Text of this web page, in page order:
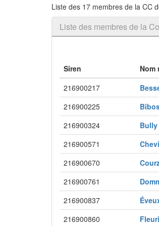
Liste des 17 membres de la CC
Liste des membres de la
Siren Nom
216900217
216900225
216900324 Bully
216900571
216900670
216900761
216900837
216900860